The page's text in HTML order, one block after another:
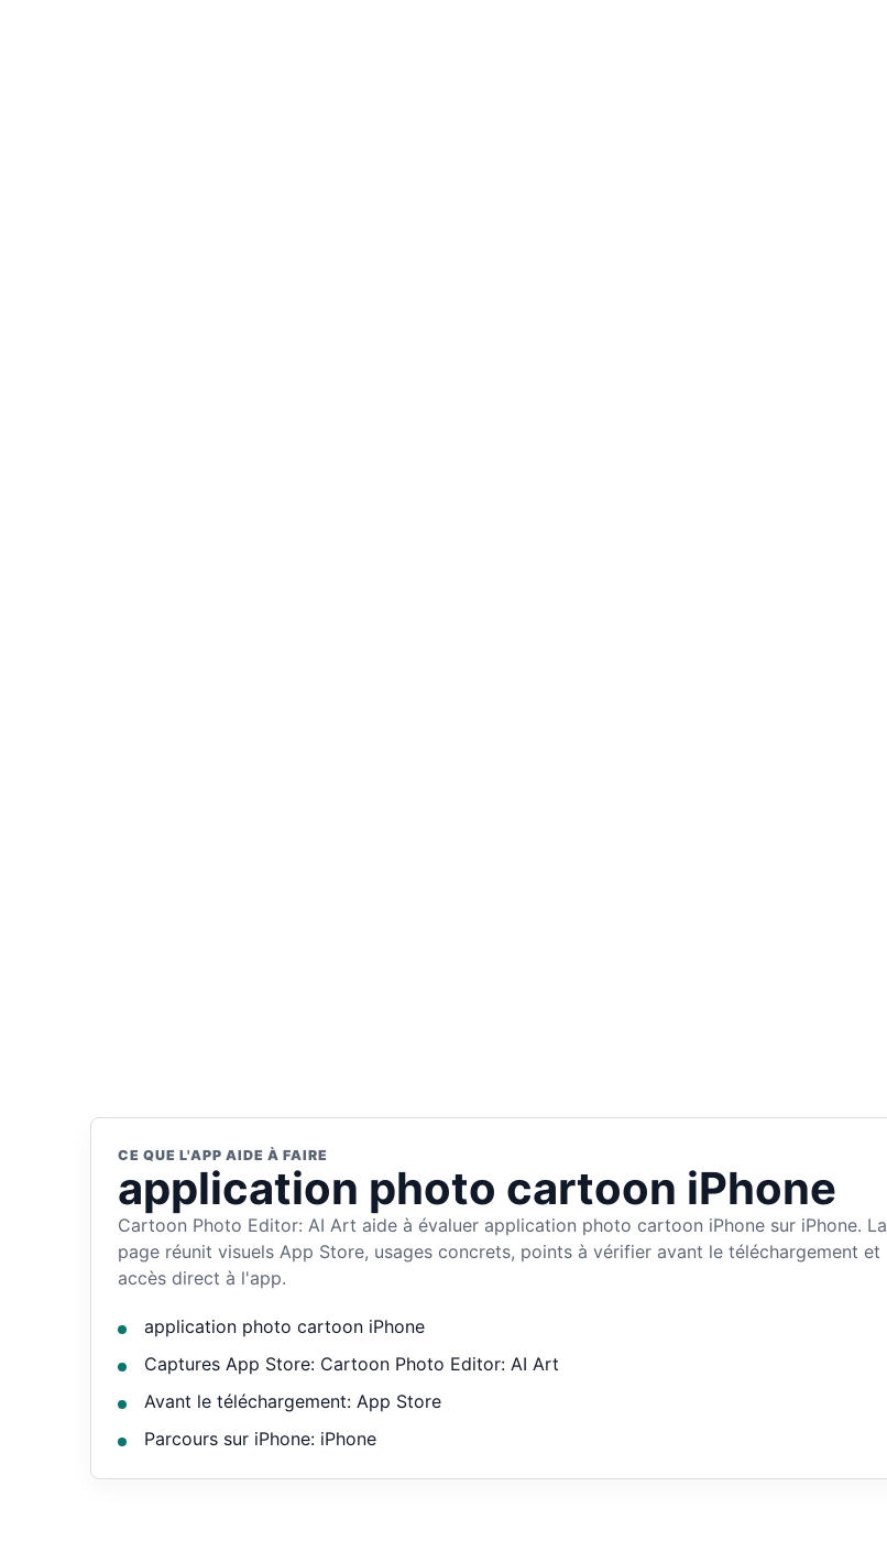
CE QUE L'APP AIDE À FAIRE
application photo cartoon iPhone
Cartoon Photo Editor: AI Art aide à évaluer application photo cartoon iPhone sur iPhone. La
page réunit visuels App Store, usages concrets, points à vérifier avant le téléchargement et
accès direct à l'app.
application photo cartoon iPhone
Captures App Store: Cartoon Photo Editor: AI Art
Avant le téléchargement: App Store
Parcours sur iPhone: iPhone